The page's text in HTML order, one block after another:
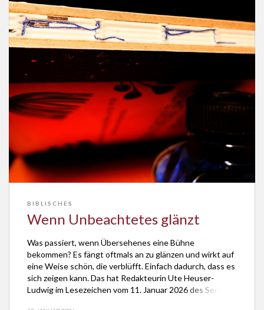
BIBLISCHES
Wenn Unbeachtetes glänzt
Was passiert, wenn Übersehenes eine Bühne
bekommen? Es fängt oftmals an zu glänzen und wirkt auf
eine Weise schön, die verblüfft. Einfach dadurch, dass es
sich zeigen kann. Das hat Redakteurin Ute Heuser-
Ludwig im Lesezeichen vom 11. Januar 2026 des Senders